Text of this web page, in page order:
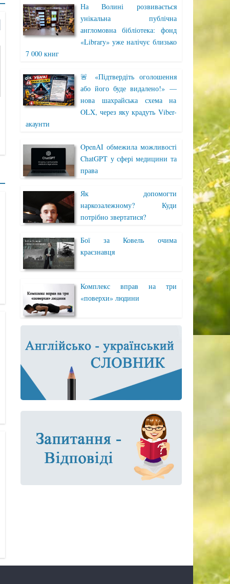
На Волині розвивається
унікальна публічна
англомовна бібліотека: фонд
«Library» уже налічує близько
7 000 книг
🚨 «Підтвердіть оголошення
або його буде видалено!» —
нова шахрайська схема на
OLX, через яку крадуть Viber-
акаунти
OpenAI обмежила можливості
ChatGPT у сфері медицини та
права
Як допомогти
наркозалежному? Куди
потрібно звертатися?
Бої за Ковель очима
краєзнавця
Комплекс вправ на три
«поверхи» людини